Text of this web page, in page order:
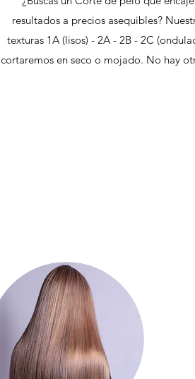
resultados a precios asequibles?
texturas 1A (lisos) - 2A - 2B - 2C
cortaremos en seco o mojado. No hay